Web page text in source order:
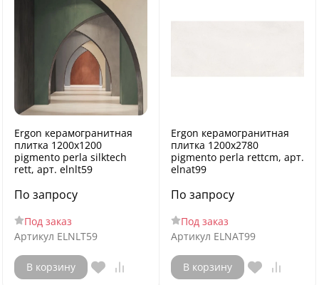
Ergon керамогранитная
плитка 1200x1200
pigmento perla silktech
rett, арт. elnlt59
По запросу
Под заказ
Артикул ELNLT59
В корзину
Ergon керамогранитная
плитка 1200x2780
pigmento perla rettcm, арт.
elnat99
По запросу
Под заказ
Артикул ELNAT99
В корзину